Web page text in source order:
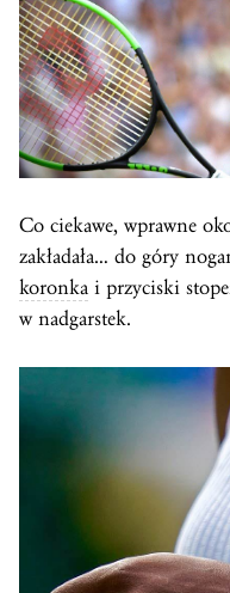
Co ciekawe, wprawne
zakładała… do góry
koronka i przyciski
w nadgarstek.